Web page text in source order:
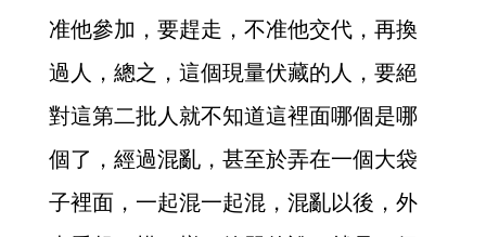
准他參加，要趕走，不准他交代，再換
過人，總之，這個現量伏藏的人，要絕
對這第二批人就不知道這裡面哪個是哪
個了，經過混亂，甚至於弄在一個大袋
子裡面，一起混一起混，混亂以後，外